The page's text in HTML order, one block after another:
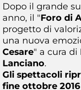
Dopo il grande
anno, il "Foro di
progetto di
una nuova
Cesare" a cura di
Lanciano.
Gli spettacoli
fine ottobre 2016